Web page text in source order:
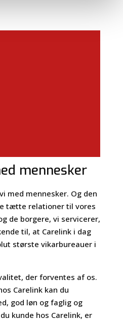
mennesker
med mennesker. Og den
tætte relationer til vores
de borgere, vi servicerer,
til, at Carelink i dag
største vikarbureauer i
der forventes af os.
Carelink kan du
god løn og faglig og
kunde hos Carelink, er